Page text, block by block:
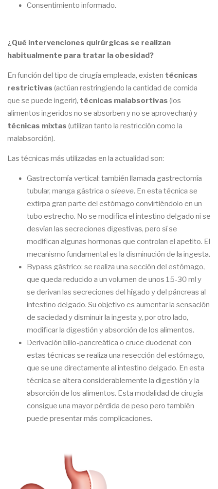
Consentimiento informado.
¿Qué intervenciones quirúrgicas se realizan
habitualmente para tratar la obesidad?
En función del tipo de cirugía empleada, existen técnicas
restrictivas (actúan restringiendo la cantidad de comida
que se puede ingerir), técnicas malabsortivas (los
alimentos ingeridos no se absorben y no se aprovechan) y
técnicas mixtas (utilizan tanto la restricción como la
malabsorción).
Las técnicas más utilizadas en la actualidad son:
Gastrectomía vertical: también llamada gastrectomía
tubular, manga gástrica o sleeve. En esta técnica se
extirpa gran parte del estómago convirtiéndolo en un
tubo estrecho. No se modifica el intestino delgado ni se
desvían las secreciones digestivas, pero sí se
modifican algunas hormonas que controlan el apetito. El
mecanismo fundamental es la disminución de la ingesta.
Bypass gástrico: se realiza una sección del estómago,
que queda reducido a un volumen de unos 15-30 ml y
se derivan las secreciones del hígado y del páncreas al
intestino delgado. Su objetivo es aumentar la sensación
de saciedad y disminuir la ingesta y, por otro lado,
modificar la digestión y absorción de los alimentos.
Derivación bilio-pancreática o cruce duodenal: con
estas técnicas se realiza una resección del estómago,
que se une directamente al intestino delgado. En esta
técnica se altera considerablemente la digestión y la
absorción de los alimentos. Esta modalidad de cirugía
consigue una mayor pérdida de peso pero también
puede presentar más complicaciones.